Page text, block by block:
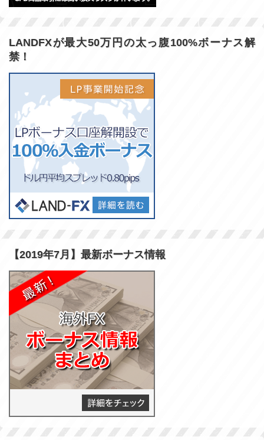
LANDFXが最大50万円の太っ腹100%ボーナス解
禁！
【2019年7月】最新ボーナス情報